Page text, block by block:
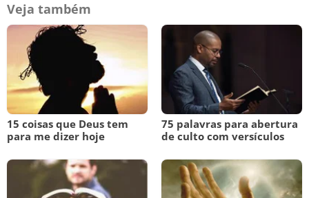
Veja também
15 coisas que Deus tem
para me dizer hoje
75 palavras para abertura
de culto com versículos